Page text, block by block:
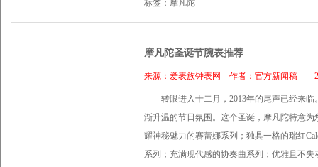
式表、扣。 尺寸：男款（40毫米） 型号：
士石英机芯。 表盘：白色珍珠母贝表盘，饰
腕表，配有皮带和表链款式，具备24小时世
优美的自动机芯。在防反射蓝宝石水晶玻璃
中央为标有世界各地城市名称的旋转圆盘，
表盘配备银色镂空皇太子时针、分针，设中
太阳圆点。 全新Calendomatic腕表提供哑光
标签：摩凡陀
摩凡陀圣诞节腕表推荐
来源： 爱表族钟表网 作者： 官方新闻稿
转眼进入十二月，2013年的尾声已经来
渐升温的节日氛围。这个圣诞，摩凡陀特意
耀神秘魅力的赛蕾娜系列；独具一格的瑞红
系列；充满现代感的协奏曲系列；优雅且不